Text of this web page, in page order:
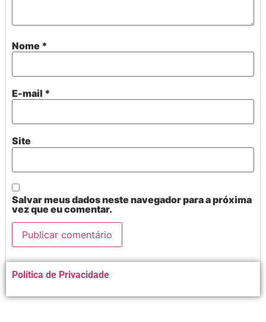
Nome *
E-mail *
Site
Salvar meus dados neste navegador para a próxima
vez que eu comentar.
Alternative:
Política de Privacidade